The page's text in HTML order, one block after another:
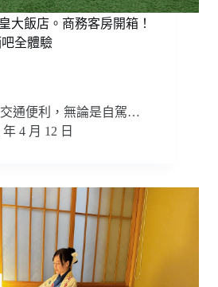
大飯店。商務客房開箱！
全體驗
通便利，無論是自駕…
年 4 月 12 日